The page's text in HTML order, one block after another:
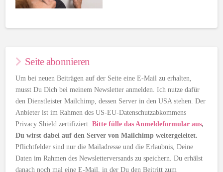
Seite abonnieren
Um bei neuen Beiträgen auf der Seite eine E-Mail zu erhalten,
musst Du Dich bei meinem Newsletter anmelden. Ich nutze dafür
den Dienstleister Mailchimp, dessen Server in den USA stehen. Der
Anbieter ist im Rahmen des US-EU-Datenschutzabkommens
Privacy Shield zertifiziert.Bitte fülle das Anmeldeformular aus,
Du wirst dabei auf den Server von Mailchimp weitergeleitet.
Pflichtfelder sind nur die Mailadresse und die Erlaubnis, Deine
Daten im Rahmen des Newsletterversands zu speichern. Du erhälst
danach noch mal eine E-Mail, in der Du den Beitritt zum